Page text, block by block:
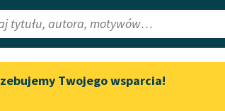
Aktualności
Twojego wsparcia!